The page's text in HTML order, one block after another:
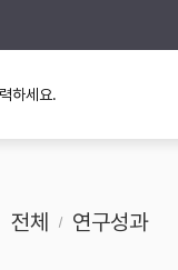
사료와 문학으로 본
고대
전체 연구성과